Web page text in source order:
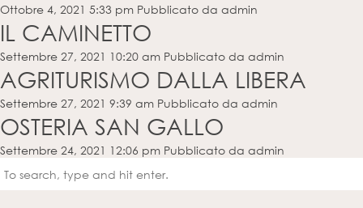
Ottobre 4, 2021 5:33 pm Pubblicato da admin
IL CAMINETTO
Settembre 27, 2021 10:20 am Pubblicato da admin
AGRITURISMO DALLA LIBERA
Settembre 27, 2021 9:39 am Pubblicato da admin
OSTERIA SAN GALLO
Settembre 24, 2021 12:06 pm Pubblicato da admin